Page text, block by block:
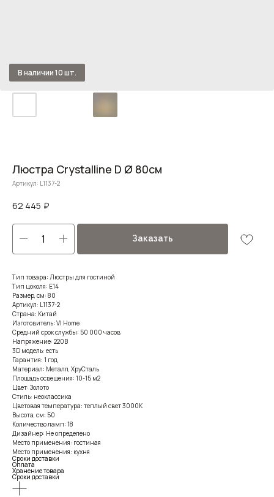
Люстра Crystalline D Ø 80см
Артикул: L1137-2
62 445 ₽
Заказать
Тип товара: Люстры для гостиной
Тип цоколя: E14
Размер, см: 80
Артикул: L1137-2
Страна: Китай
Изготовитель: VI Home
Средний срок службы: 50 000 часов
Напряжение: 220В
3D модель: есть
Гарантия: 1 год
Материал: Металл, ХруСталь
Площадь освещения: 10-15 м2
Цвет: Золото
Стиль: неоклассика
Цветовая температура: теплый свет 3000К
Высота, см: 50
Количество ламп: 18
Дизайнер: Не определено
Место применения: гостиная
Место применения: кухня
Сроки доставки
Оплата
Хранение товара
Сроки доставки